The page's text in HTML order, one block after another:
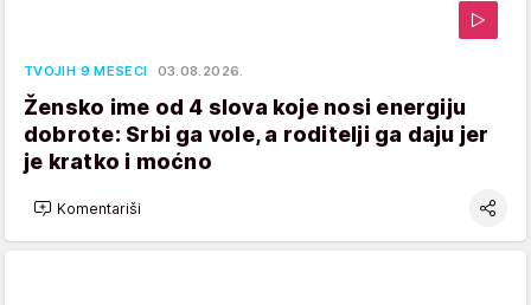
TVOJIH 9 MESECI 03.08.2026.
Žensko ime od 4 slova koje nosi energiju
dobrote: Srbi ga vole, a roditelji ga daju jer
je kratko i moćno
Komentariši